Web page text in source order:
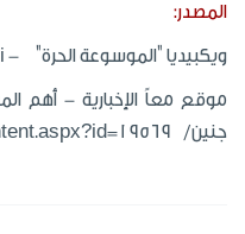
المصدر:
ويكبيديا "الموسوعة الحرة" - https://ar.wikipedia.org/wiki
موقع معاً الإخبارية - أهم
جنين/ http://www.maannews.net/Content.aspx?id=19569